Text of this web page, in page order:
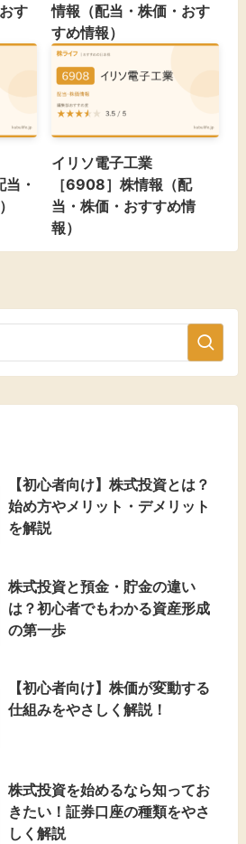
す
情報（配当・株価・おす
すめ情報）
・
イリソ電子工業
［6908］株情報（配
当・株価・おすすめ情
報）
【初心者向け】株式投資とは？
始め方やメリット・デメリット
を解説
株式投資と預金・貯金の違い
は？初心者でもわかる資産形成
の第一歩
【初心者向け】株価が変動する
仕組みをやさしく解説！
株式投資を始めるなら知ってお
きたい！証券口座の種類をやさ
しく解説